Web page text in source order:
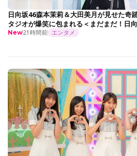
日向坂46森本茉莉＆大田美月が見せた奇
タジオが爆笑に包まれる＜まだまだ！日
New21時間前 エンタメ